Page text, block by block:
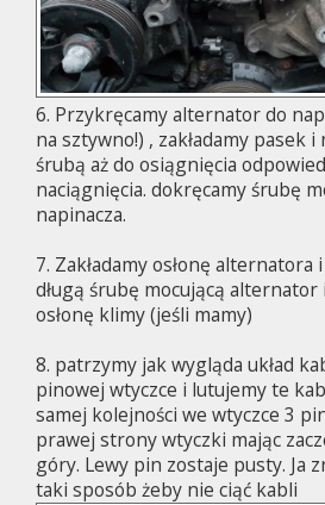
6. Przykręcamy alternator do
na sztywno!) , zakładamy pasek
śrubą aż do osiągnięcia
naciągnięcia. dokręcamy śrubę
napinacza.
7. Zakładamy osłonę alternatora
długą śrubę mocującą
osłonę klimy (jeśli mamy)
8. patrzymy jak wygląda układ
pinowej wtyczce i lutujemy te
samej kolejności we wtyczce 3
prawej strony wtyczki mając
góry. Lewy pin zostaje pusty. Ja
taki sposób żeby nie ciąć kabli